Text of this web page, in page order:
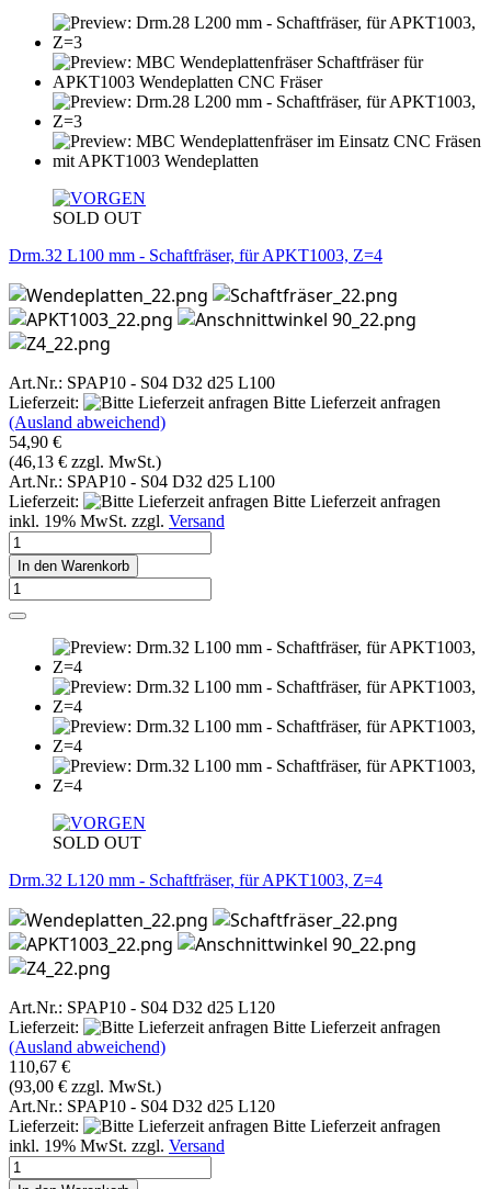
SOLD OUT
Drm.32 L100 mm - Schaftfräser, für APKT1003, Z=4
Art.Nr.: SPAP10 - S04 D32 d25 L100
Lieferzeit:
Bitte Lieferzeit anfragen
(Ausland abweichend)
54,90 €
(46,13 € zzgl. MwSt.)
Art.Nr.: SPAP10 - S04 D32 d25 L100
Lieferzeit:
Bitte Lieferzeit anfragen
inkl. 19% MwSt. zzgl. Versand
In den Warenkorb
SOLD OUT
Drm.32 L120 mm - Schaftfräser, für APKT1003, Z=4
Art.Nr.: SPAP10 - S04 D32 d25 L120
Lieferzeit:
Bitte Lieferzeit anfragen
(Ausland abweichend)
110,67 €
(93,00 € zzgl. MwSt.)
Art.Nr.: SPAP10 - S04 D32 d25 L120
Lieferzeit:
Bitte Lieferzeit anfragen
inkl. 19% MwSt. zzgl. Versand